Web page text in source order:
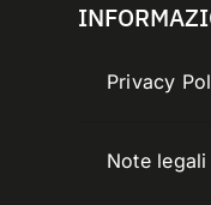
Privacy
Note legali